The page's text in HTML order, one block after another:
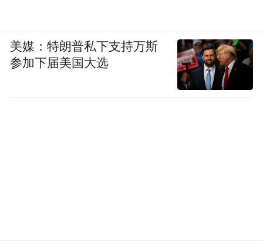
美媒：特朗普私下支持万斯
参加下届美国大选